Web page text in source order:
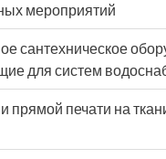
мероприятий
сантехническое
для систем
прямой печати на